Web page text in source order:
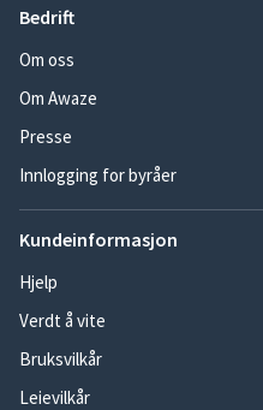
Bedrift
Om oss
Om Awaze
Presse
Innlogging for byråer
Kundeinformasjon
Hjelp
Verdt å vite
Bruksvilkår
Leievilkår